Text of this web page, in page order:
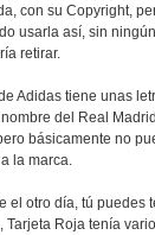
con su Copyright,
usarla así, sin ningún
retirar.
Adidas tiene unas
del Real
básicamente no
la marca.
el otro día, tú puedes
Roja tenía